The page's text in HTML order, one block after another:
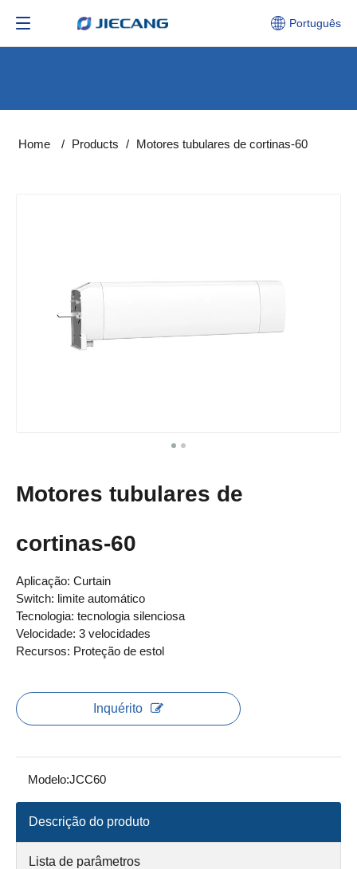
Português
Home / Products / Motores tubulares de cortinas-60
Motores tubulares de
cortinas-60
Aplicação: Curtain
Switch: limite automático
Tecnologia: tecnologia silenciosa
Velocidade: 3 velocidades
Recursos: Proteção de estol
Inquérito
Modelo:JCC60
Descrição do produto
Lista de parâmetros